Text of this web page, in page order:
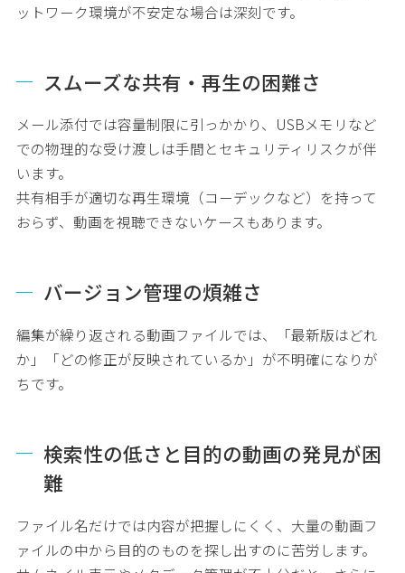
ットワーク環境が不安定な場合は深刻です。
スムーズな共有・再生の困難さ
メール添付では容量制限に引っかかり、USBメモリなど
での物理的な受け渡しは手間とセキュリティリスクが伴
います。
共有相手が適切な再生環境（コーデックなど）を持って
おらず、動画を視聴できないケースもあります。
バージョン管理の煩雑さ
編集が繰り返される動画ファイルでは、「最新版はどれ
か」「どの修正が反映されているか」が不明確になりが
ちです。
検索性の低さと目的の動画の発見が困
難
ファイル名だけでは内容が把握しにくく、大量の動画フ
ァイルの中から目的のものを探し出すのに苦労します。